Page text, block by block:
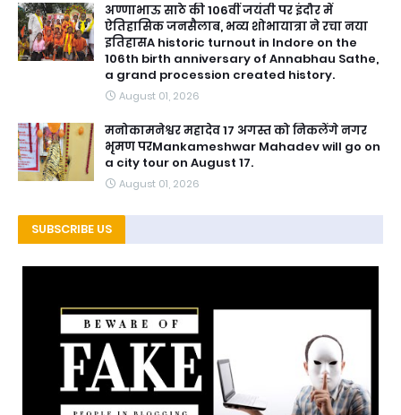
अण्णाभाऊ साठे की 106वीं जयंती पर इंदौर में
ऐतिहासिक जनसैलाब, भव्य शोभायात्रा ने रचा नया
इतिहासA historic turnout in Indore on the
106th birth anniversary of Annabhau Sathe,
a grand procession created history.
August 01, 2026
मनोकामनेश्वर महादेव 17 अगस्त को निकलेंगे नगर
भृमण परMankameshwar Mahadev will go on
a city tour on August 17.
August 01, 2026
SUBSCRIBE US